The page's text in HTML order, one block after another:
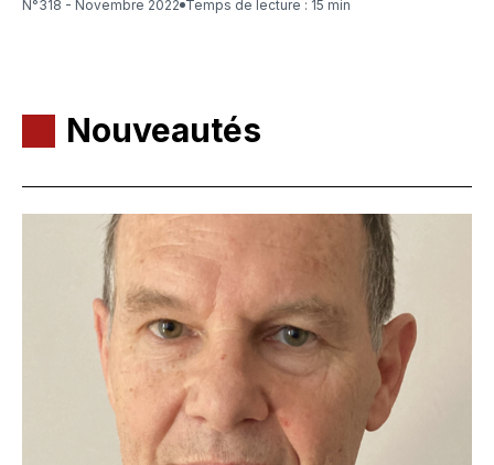
N°318 - Novembre 2022
Temps de lecture : 15 min
Nouveautés